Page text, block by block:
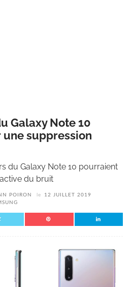
Galaxy Note 10
suppression
du Galaxy Note 10 pourraient
du bruit
POIRON le
12 JUILLET 2019